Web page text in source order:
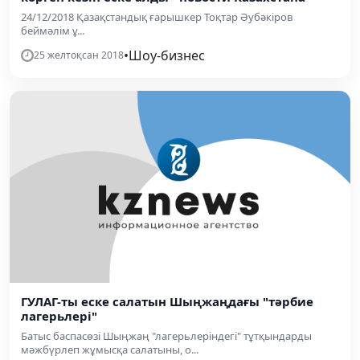
24/12/2018 Қазақстандық ғарышкер Тоқтар Әубәкіров
беймәлім ұ...
25 желтоқсан 2018•Шоу-бизнес
ГУЛАГ-ты еске салатын Шыңжаңдағы "тәрбие
лагерьлері"
Батыс баспасөзі Шыңжаң "лагерьлеріндегі" тұтқындарды
мәжбүрлеп жұмысқа салатыны, о...